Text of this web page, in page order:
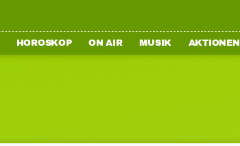
HOROSKOP ON AIR MUSIK AKTIONEN